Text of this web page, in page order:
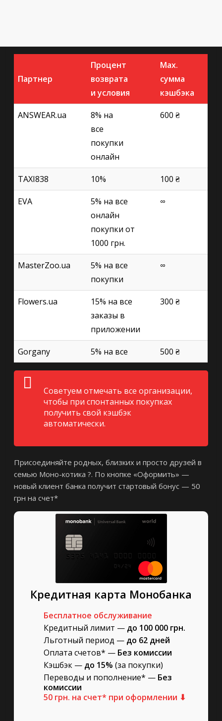
Партнер
Процент
возврата
и условия
Max.
сумма
кэшбэка
ANSWEAR.ua
8% на
все
покупки
онлайн
600 ₴
TAXI838 10% 100 ₴
EVA
5% на все
онлайн
покупки от
1000 грн.
∞
MasterZoo.ua
5% на все
покупки
∞
Flowers.ua
15% на все
заказы в
приложении
300 ₴
Gorgany 5% на все 500 ₴
Советуем отмечать все организации,
чтобы при спонтанных покупках
получить свой кэшбэк
автоматически.
Присоединяйте родных, близких и просто друзей в
семью Моно-котика ?. По кнопке «Оформить» —
новый клиент банка получит стартовый бонус — 50
грн на счет*
Кредитная карта Монобанка
Бесплатное обслуживание
Кредитный лимит — до 100 000 грн.
Льготный период — до 62 дней
Оплата счетов* — Без комиссии
Кэшбэк — до 15% (за покупки)
Переводы и пополнение* — Без
комиссии
50 грн. на счет* при оформлении ⬇